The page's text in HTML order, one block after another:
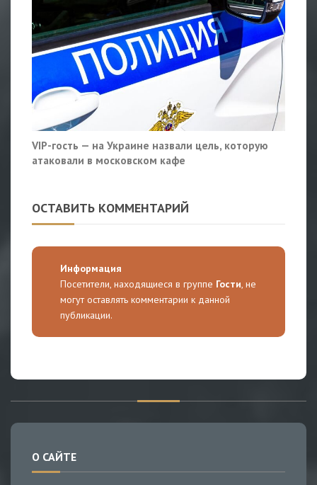
VIP-гость — на Украине назвали цель, которую
атаковали в московском кафе
ОСТАВИТЬ КОММЕНТАРИЙ
Информация
Посетители, находящиеся в группе Гости, не
могут оставлять комментарии к данной
публикации.
О САЙТЕ